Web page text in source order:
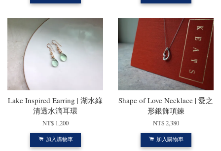
Lake Inspired Earring | 湖水綠
清透水滴耳環
NT$ 1,200
加入購物車
Shape of Love Necklace | 愛之
形銀飾項鍊
NT$ 2,380
加入購物車